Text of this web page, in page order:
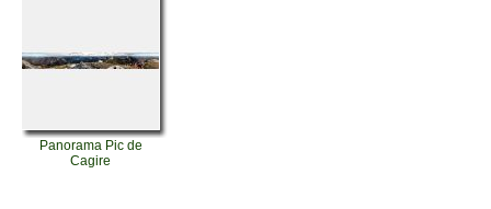
Panorama Pic de
Cagire